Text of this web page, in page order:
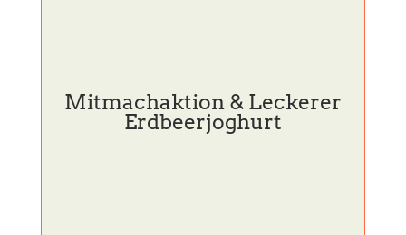
Mitmachaktion & Leckerer
Erdbeerjoghurt